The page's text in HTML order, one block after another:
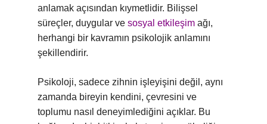
anlamak açısından kıymetlidir. Bilişsel
süreçler, duygular ve sosyal etkileşim ağı,
herhangi bir kavramın psikolojik anlamını
şekillendirir.
Psikoloji, sadece zihnin işleyişini değil, aynı
zamanda bireyin kendini, çevresini ve
toplumu nasıl deneyimlediğini açıklar. Bu